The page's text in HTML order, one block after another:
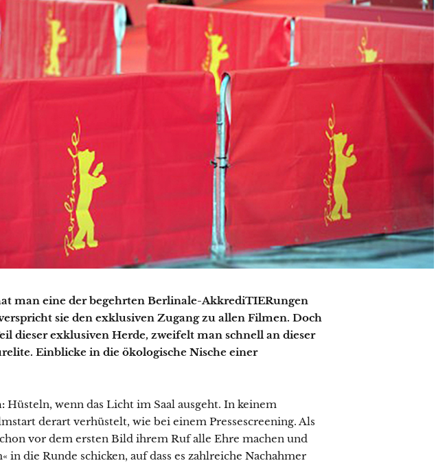
man eine der begehrten Berlinale-AkkrediTIERungen
sie den exklusiven Zugang zu allen Filmen. Doch
dieser exklusiven Herde, zweifelt man schnell an dieser
Einblicke in die ökologische Nische einer
Hüsteln, wenn das Licht im Saal ausgeht. In keinem
derart verhüstelt, wie bei einem Pressescreening. Als
vor dem ersten Bild ihrem Ruf alle Ehre machen und
in die Runde schicken, auf dass es zahlreiche Nachahmer